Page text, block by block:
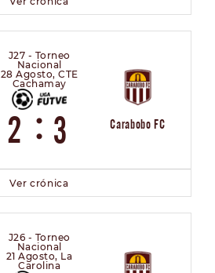
J27 - Torneo
Nacional
28 Agosto, CTE
Cachamay
2 : 3 Carabobo FC
Ver crónica
J26 - Torneo
Nacional
21 Agosto, La
Carolina